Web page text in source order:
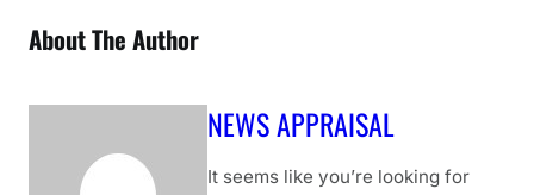
About The Author
NEWS APPRAISAL
It seems like you’re looking for